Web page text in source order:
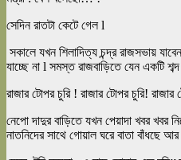
সেদিন রাতটা কেটে গেল l
সকালে যখন শিলাদিত্য চন্দ্র রাজসভায়
যাচ্ছে না l সমস্ত রাজবাড়িতে যেন একটি
রাজার টোপর চুরি ! রাজার টোপর চুরি! রাজার
নেপো দাদুর বাড়িতে যখন পেয়াদা খবর খবর
নাতনিদের সাথে গোয়াল ঘরে বাতা বাঁধছে